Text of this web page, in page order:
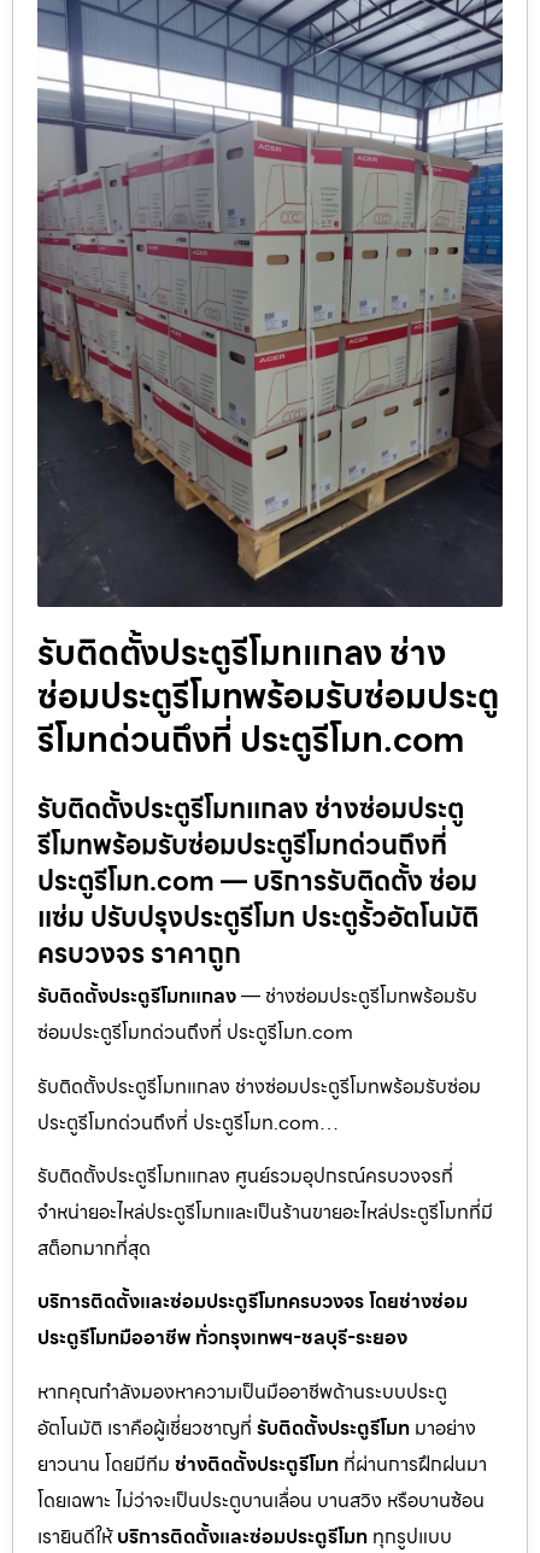
รับติดตั้งประตูรีโมทแกลง ช่าง
ซ่อมประตูรีโมทพร้อมรับซ่อมประตู
รีโมทด่วนถึงที่ ประตูรีโมท.com
รับติดตั้งประตูรีโมทแกลง ช่างซ่อมประตู
รีโมทพร้อมรับซ่อมประตูรีโมทด่วนถึงที่
ประตูรีโมท.com — บริการรับติดตั้ง ซ่อม
แซ่ม ปรับปรุงประตูรีโมท ประตูรั้วอัตโนมัติ
ครบวงจร ราคาถูก
รับติดตั้งประตูรีโมทแกลง— ช่างซ่อมประตูรีโมทพร้อมรับ
ซ่อมประตูรีโมทด่วนถึงที่ ประตูรีโมท.com
รับติดตั้งประตูรีโมทแกลง ช่างซ่อมประตูรีโมทพร้อมรับซ่อม
ประตูรีโมทด่วนถึงที่ ประตูรีโมท.com…
รับติดตั้งประตูรีโมทแกลง ศูนย์รวมอุปกรณ์ครบวงจรที่
จำหน่ายอะไหล่ประตูรีโมทและเป็นร้านขายอะไหล่ประตูรีโมทที่มี
สต็อกมากที่สุด
บริการติดตั้งและซ่อมประตูรีโมทครบวงจร โดยช่างซ่อม
ประตูรีโมทมืออาชีพ ทั่วกรุงเทพฯ-ชลบุรี-ระยอง
หากคุณกำลังมองหาความเป็นมืออาชีพด้านระบบประตู
อัตโนมัติ เราคือผู้เชี่ยวชาญที่ รับติดตั้งประตูรีโมท มาอย่าง
ยาวนาน โดยมีทีม ช่างติดตั้งประตูรีโมท ที่ผ่านการฝึกฝนมา
โดยเฉพาะ ไม่ว่าจะเป็นประตูบานเลื่อน บานสวิง หรือบานซ้อน
เรายินดีให้บริการติดตั้งและซ่อมประตูรีโมท ทุกรูปแบบ